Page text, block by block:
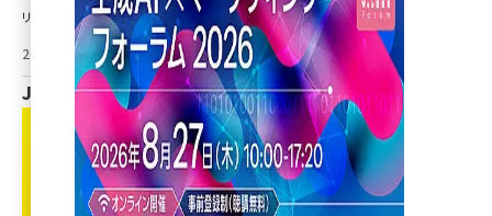
youtube (2444)
note (2322)
セミナー (2315)
z世代 (1629)
meo (1281)
リリース情報提供元：
2025年10月17日 18:00
JFNC